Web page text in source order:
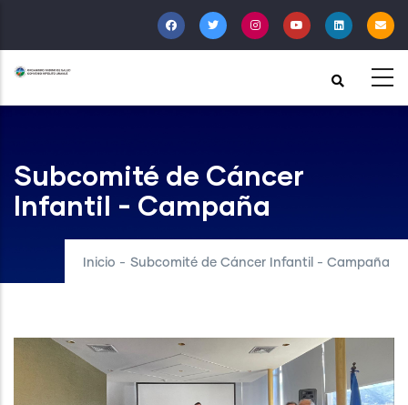
al
contenido
principal
Subcomité de Cáncer
Infantil - Campaña
Inicio - Subcomité de Cáncer Infantil - Campaña